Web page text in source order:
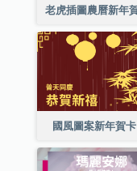
國風圖案新年賀卡